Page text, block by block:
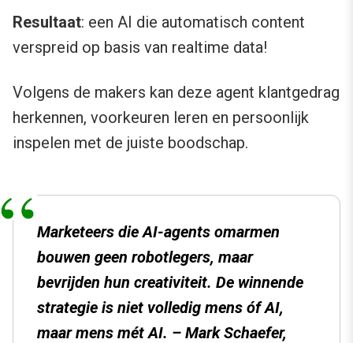
Resultaat: een AI die automatisch content
verspreid op basis van realtime data!
Volgens de makers kan deze agent klantgedrag
herkennen, voorkeuren leren en persoonlijk
inspelen met de juiste boodschap.
Marketeers die AI-agents omarmen
bouwen geen robotlegers, maar
bevrijden hun creativiteit. De winnende
strategie is niet volledig mens óf AI,
maar mens mét AI. – Mark Schaefer,